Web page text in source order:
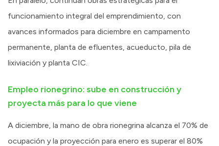
funcionamiento integral del emprendimiento, con
avances informados para diciembre en campamento
permanente, planta de efluentes, acueducto, pila de
lixiviación y planta CIC.
Empleo rionegrino: sube en construcción y
proyecta más para lo que viene
A diciembre, la mano de obra rionegrina alcanza el 70% de
ocupación y la proyección para enero es superar el 80%